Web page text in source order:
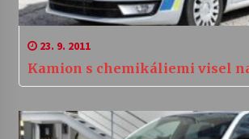
23. 9. 2011
Kamion s chemikáliemi visel